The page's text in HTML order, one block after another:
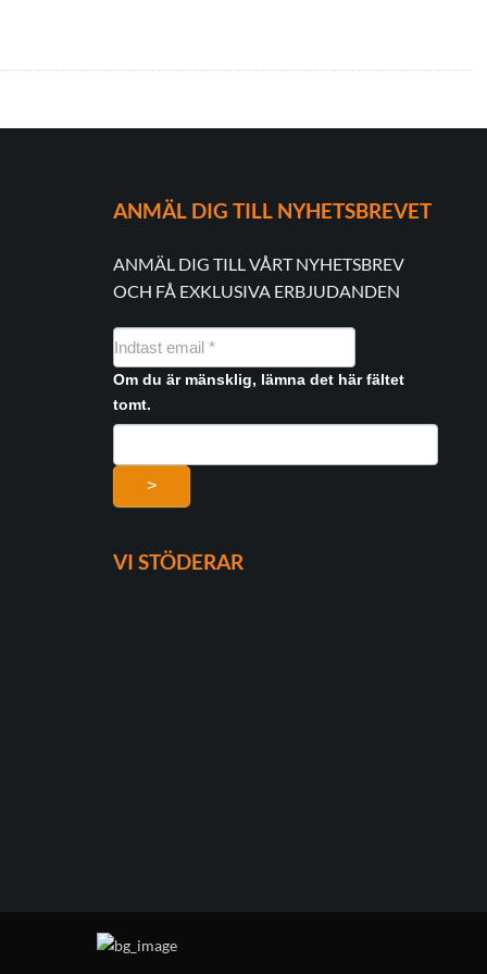
ANMÄL DIG TILL NYHETSBREVET
ANMÄL DIG TILL VÅRT NYHETSBREV
OCH FÅ EXKLUSIVA ERBJUDANDEN
NYHEDSMAIL
FORMULAR
Om du är mänsklig, lämna det här fältet
tomt.
>
VI STÖDERAR